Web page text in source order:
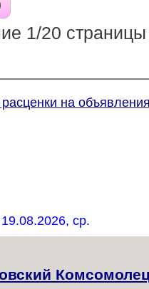
1/20 страницы
расценки на
19.08.2026, ср.